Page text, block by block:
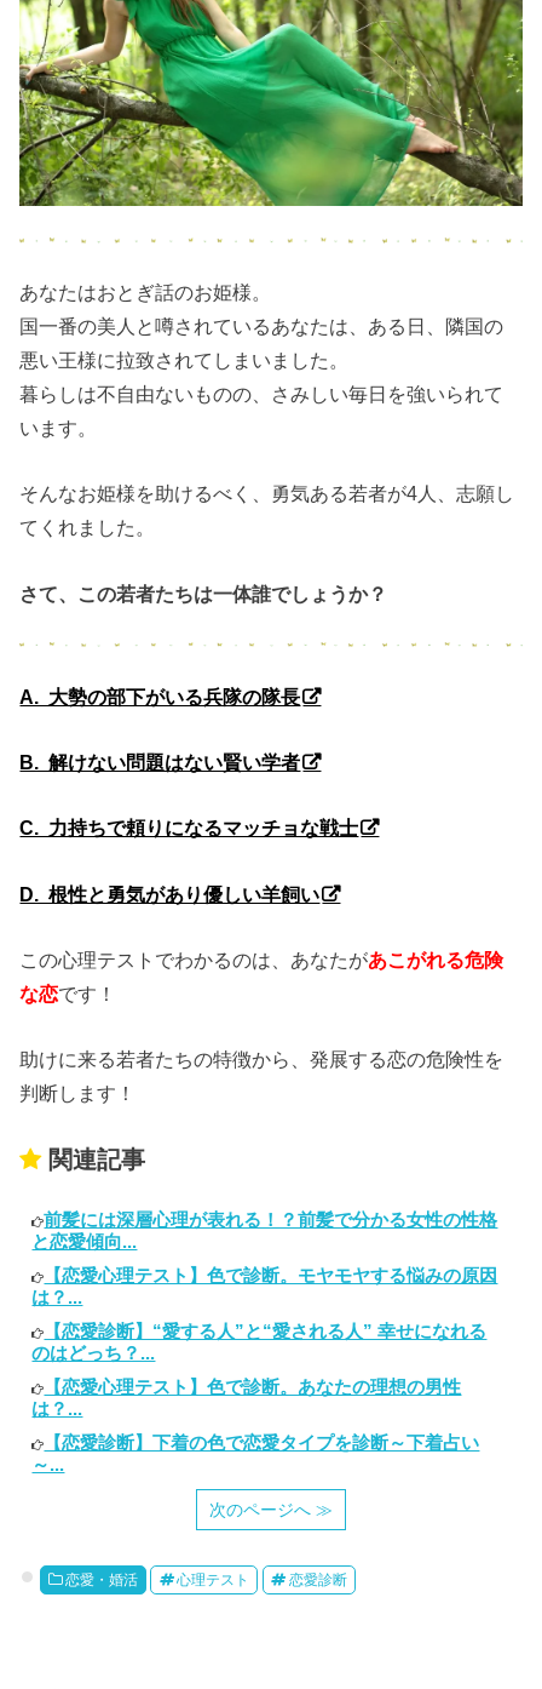
あなたはおとぎ話のお姫様。
国一番の美人と噂されているあなたは、ある日、隣国の
悪い王様に拉致されてしまいました。
暮らしは不自由ないものの、さみしい毎日を強いられて
います。
そんなお姫様を助けるべく、勇気ある若者が4人、志願し
てくれました。
さて、この若者たちは一体誰でしょうか？
A. 大勢の部下がいる兵隊の隊長
B. 解けない問題はない賢い学者
C. 力持ちで頼りになるマッチョな戦士
D. 根性と勇気があり優しい羊飼い
この心理テストでわかるのは、あなたがあこがれる危険
な恋です！
助けに来る若者たちの特徴から、発展する恋の危険性を
判断します！
関連記事
前髪には深層心理が表れる！？前髪で分かる女性の性格
と恋愛傾向...
【恋愛心理テスト】色で診断。モヤモヤする悩みの原因
は？...
【恋愛診断】“愛する人”と“愛される人” 幸せになれる
のはどっち？...
【恋愛心理テスト】色で診断。あなたの理想の男性
は？...
【恋愛診断】下着の色で恋愛タイプを診断～下着占い
～...
次のページへ ≫
恋愛・婚活 心理テスト 恋愛診断